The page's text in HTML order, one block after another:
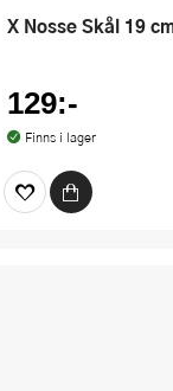
x Nosse Skål 19
129:-
Finns i lager